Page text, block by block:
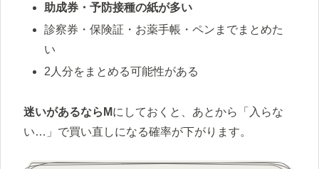
助成券・予防接種の紙が多い
診察券・保険証・お薬手帳・ペンまでまとめた
い
2人分をまとめる可能性がある
迷いがあるならMにしておくと、あとから「入らな
い…」で買い直しになる確率が下がります。